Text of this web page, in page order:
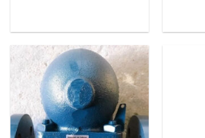
Cấu tạo và nguyên lý làm việc của